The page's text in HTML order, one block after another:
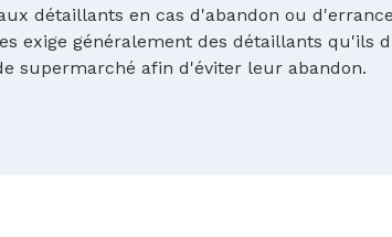
détaillants en cas d'abandon ou
exige généralement des détaillants qu'ils
supermarché afin d'éviter leur abandon.